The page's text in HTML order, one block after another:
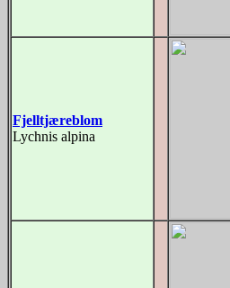
Fjelltjæreblom
Lychnis alpina